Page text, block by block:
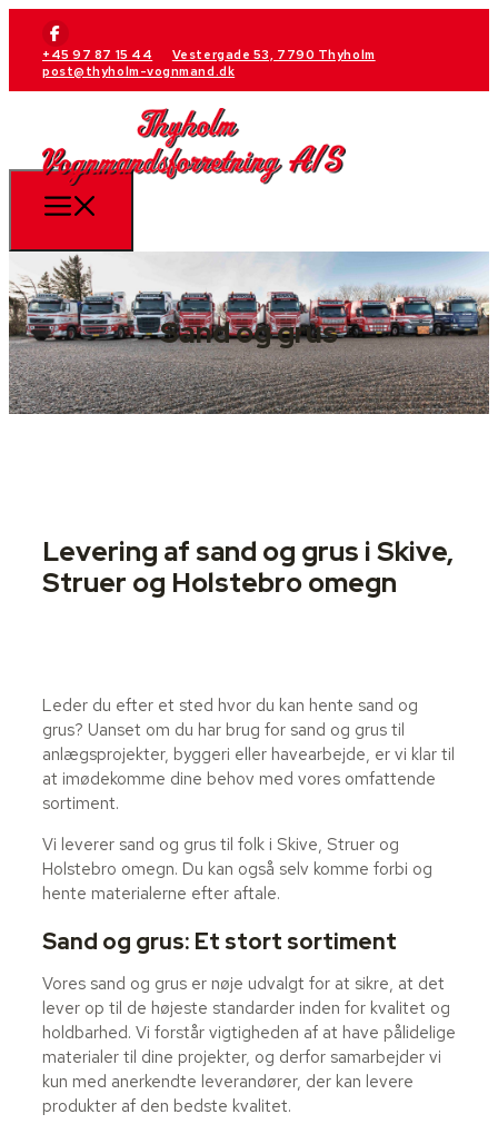
+45 97 87 15 44
Vestergade 53, 7790 Thyholm
post@thyholm-vognmand.dk
Sand og grus
Levering af sand og grus i Skive,
Struer og Holstebro omegn
Leder du efter et sted hvor du kan hente sand og
grus? Uanset om du har brug for sand og grus til
anlægsprojekter, byggeri eller havearbejde, er vi klar til
at imødekomme dine behov med vores omfattende
sortiment.
Vi leverer sand og grus til folk i Skive, Struer og
Holstebro omegn. Du kan også selv komme forbi og
hente materialerne efter aftale.
Sand og grus: Et stort sortiment
Vores sand og grus er nøje udvalgt for at sikre, at det
lever op til de højeste standarder inden for kvalitet og
holdbarhed. Vi forstår vigtigheden af at have pålidelige
materialer til dine projekter, og derfor samarbejder vi
kun med anerkendte leverandører, der kan levere
produkter af den bedste kvalitet.